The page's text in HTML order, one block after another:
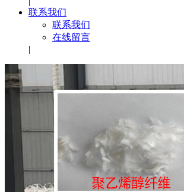
联系我们
联系我们
在线留言
|